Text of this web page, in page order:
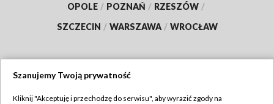
OPOLE / POZNAŃ / RZESZÓW /
SZCZECIN / WARSZAWA / WROCŁAW
Szanujemy Twoją prywatność
Kliknij "Akceptuję i przechodzę do serwisu", aby wyrazić zgody na